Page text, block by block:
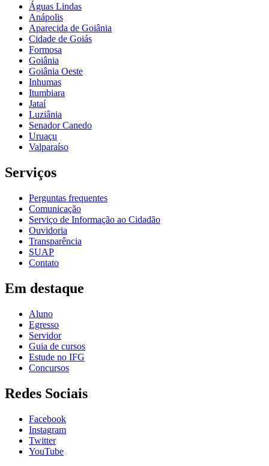
Águas Lindas
Anápolis
Aparecida de Goiânia
Cidade de Goiás
Formosa
Goiânia
Goiânia Oeste
Inhumas
Itumbiara
Jataí
Luziânia
Senador Canedo
Uruaçu
Valparaíso
Serviços
Perguntas frequentes
Comunicação
Serviço de Informação ao Cidadão
Ouvidoria
Transparência
SUAP
Contato
Em destaque
Aluno
Egresso
Servidor
Guia de cursos
Estude no IFG
Concursos
Redes Sociais
Facebook
Instagram
Twitter
YouTube